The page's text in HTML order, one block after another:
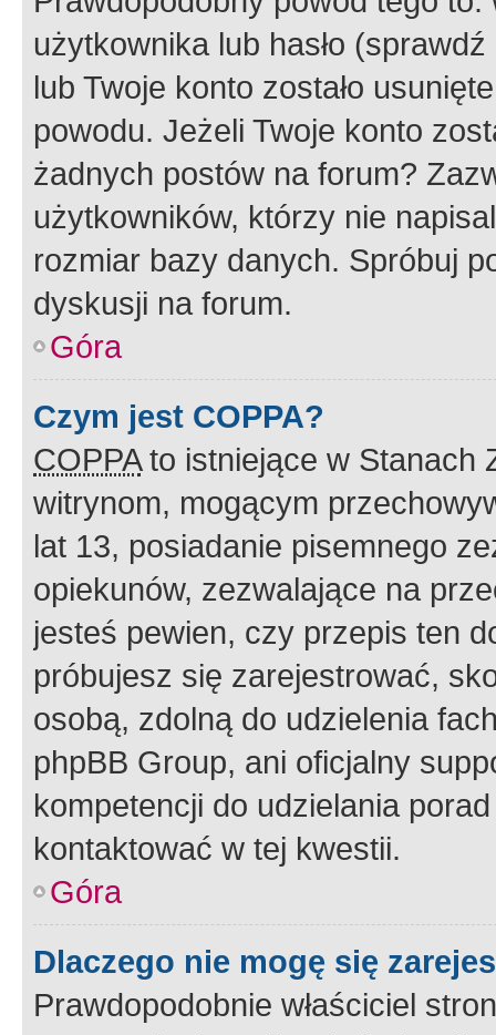
użytkownika lub hasło
lub Twoje konto zostało
powodu. Jeżeli Twoje konto
żadnych postów na forum?
użytkowników, którzy nie
rozmiar bazy danych. Spróbuj
dyskusji na forum.
Góra
Czym jest COPPA?
COPPAto istniejące w Stanach
witrynom, mogącym
lat 13, posiadanie pisemnego
opiekunów, zezwalające na
jesteś pewien, czy przepis ten
próbujesz się zarejestrować,
osobą, zdolną do udzielenia
phpBB Group, ani oficjalny
kompetencji do udzielania
kontaktować w tej kwestii.
Góra
Dlaczego nie mogę się
Prawdopodobnie właściciel